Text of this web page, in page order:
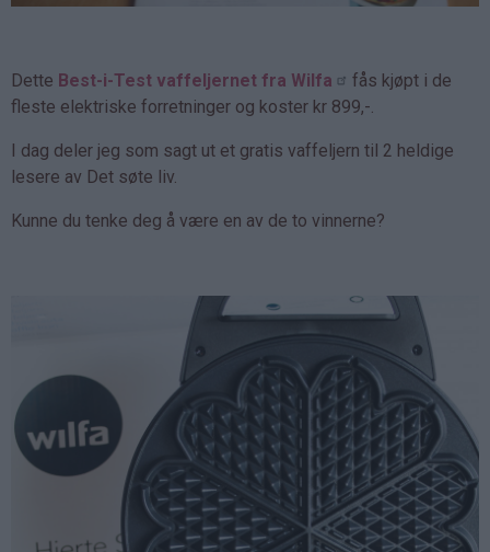
Dette Best-i-Test vaffeljernet fra Wilfa
fås kjøpt i de
fleste elektriske forretninger og koster kr 899,-.
I dag deler jeg som sagt ut et gratis vaffeljern til 2 heldige
lesere av Det søte liv.
Kunne du tenke deg å være en av de to vinnerne?